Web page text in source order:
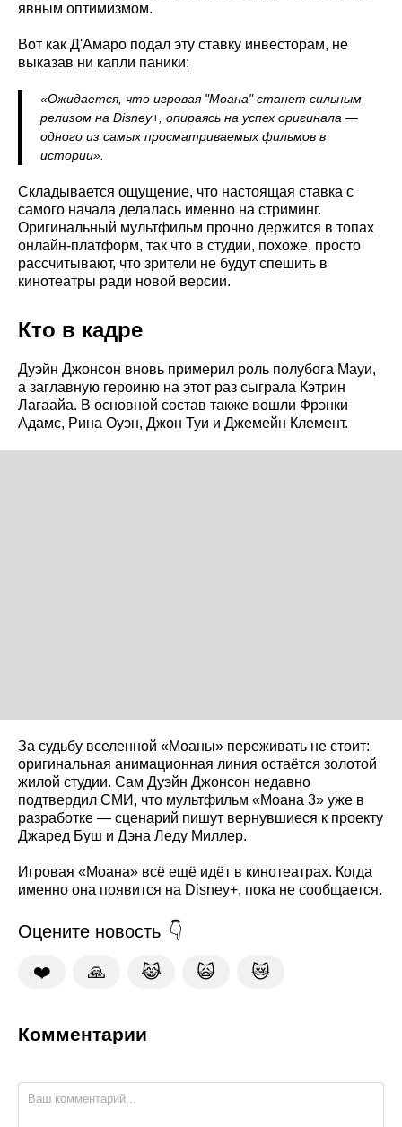
явным оптимизмом.
Вот как Д'Амаро подал эту ставку инвесторам, не
выказав ни капли паники:
«Ожидается, что игровая "Моана" станет сильным
релизом на Disney+, опираясь на успех оригинала —
одного из самых просматриваемых фильмов в
истории».
Складывается ощущение, что настоящая ставка с
самого начала делалась именно на стриминг.
Оригинальный мультфильм прочно держится в топах
онлайн-платформ, так что в студии, похоже, просто
рассчитывают, что зрители не будут спешить в
кинотеатры ради новой версии.
Кто в кадре
Дуэйн Джонсон вновь примерил роль полубога Мауи,
а заглавную героиню на этот раз сыграла Кэтрин
Лагаайа. В основной состав также вошли Фрэнки
Адамс, Рина Оуэн, Джон Туи и Джемейн Клемент.
За судьбу вселенной «Моаны» переживать не стоит:
оригинальная анимационная линия остаётся золотой
жилой студии. Сам Дуэйн Джонсон недавно
подтвердил СМИ, что мультфильм «Моана 3» уже в
разработке — сценарий пишут вернувшиеся к проекту
Джаред Буш и Дэна Леду Миллер.
Игровая «Моана» всё ещё идёт в кинотеатрах. Когда
именно она появится на Disney+, пока не сообщается.
Оцените новость
❤️ 🙏 😹 🙀 😿
Комментарии